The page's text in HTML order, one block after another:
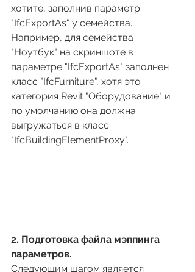
хотите, заполнив параметр
"IfcExportAs" у семейства.
Например, для семейства
"Ноутбук" на скриншоте в
параметре "IfcExportAs" заполнен
класс "IfcFurniture", хотя это
категория Revit "Оборудование" и
по умолчанию она должна
выгружаться в класс
"IfcBuildingElementProxy".
2. Подготовка файла мэппинга
параметров.
Следующим шагом является